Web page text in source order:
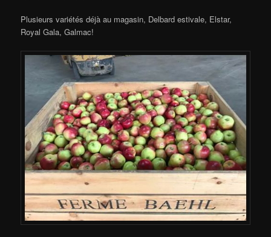
Plusieurs variétés déjà au magasin, Delbard estivale, Elstar,
Royal Gala, Galmac!